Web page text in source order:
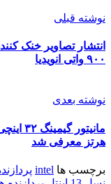
نوشته قبلی
انتشار تصاویر خنک
۹۰۰ واتی انویدیا
نوشته بعدی
هرتز معرفی شد
برچسب ها intel